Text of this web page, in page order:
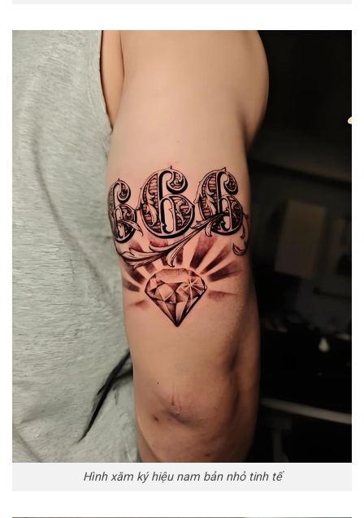
Hình xăm ký hiệu nam bản nhỏ tinh tế